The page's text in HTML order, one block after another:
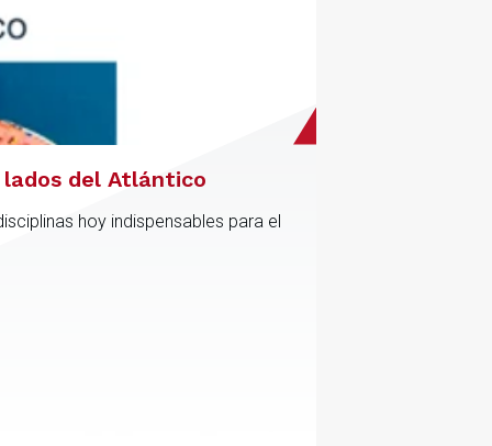
del Atlántico
hoy indispensables para el